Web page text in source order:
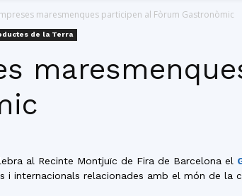
maresmenques participen al Fòrum Gastronòmic
de la Terra
al Recinte Montjuïc de Fira de Barcelona el
i internacionals relacionades amb el món de la